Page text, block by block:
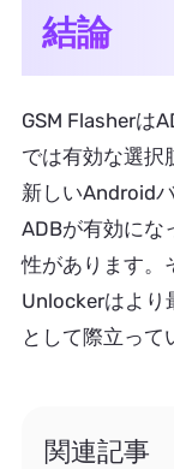
結論
GSM Flasherは
では有効な選択
新しいAndroid
ADBが有効にな
性があります。
Unlockerはより
として際立って
関連記事